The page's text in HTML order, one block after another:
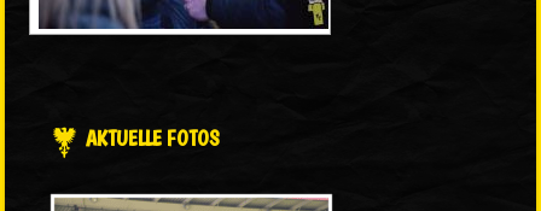
AKTUELLE FOTOS